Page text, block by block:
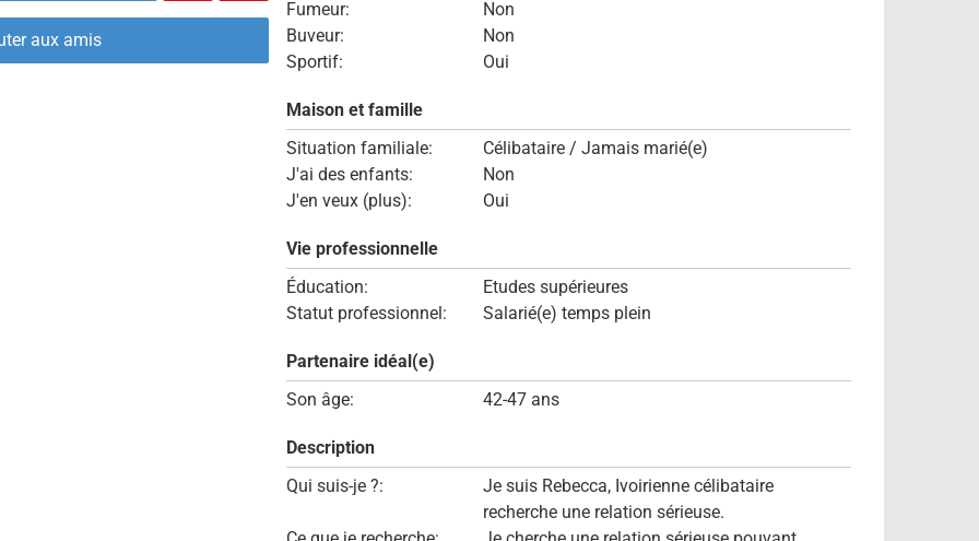
aux amis
Fumeur:
Non
Buveur:
Non
Sportif:
Oui
Maison et famille
Situation familiale:
Célibataire / Jamais marié(e)
J'ai des enfants:
Non
J'en veux (plus):
Oui
Vie professionnelle
Éducation:
Etudes supérieures
Statut professionnel:
Salarié(e) temps plein
Partenaire idéal(e)
Son âge:
42-47 ans
Description
Qui suis-je ?:
Je suis Rebecca, Ivoirienne célibataire
recherche une relation sérieuse.